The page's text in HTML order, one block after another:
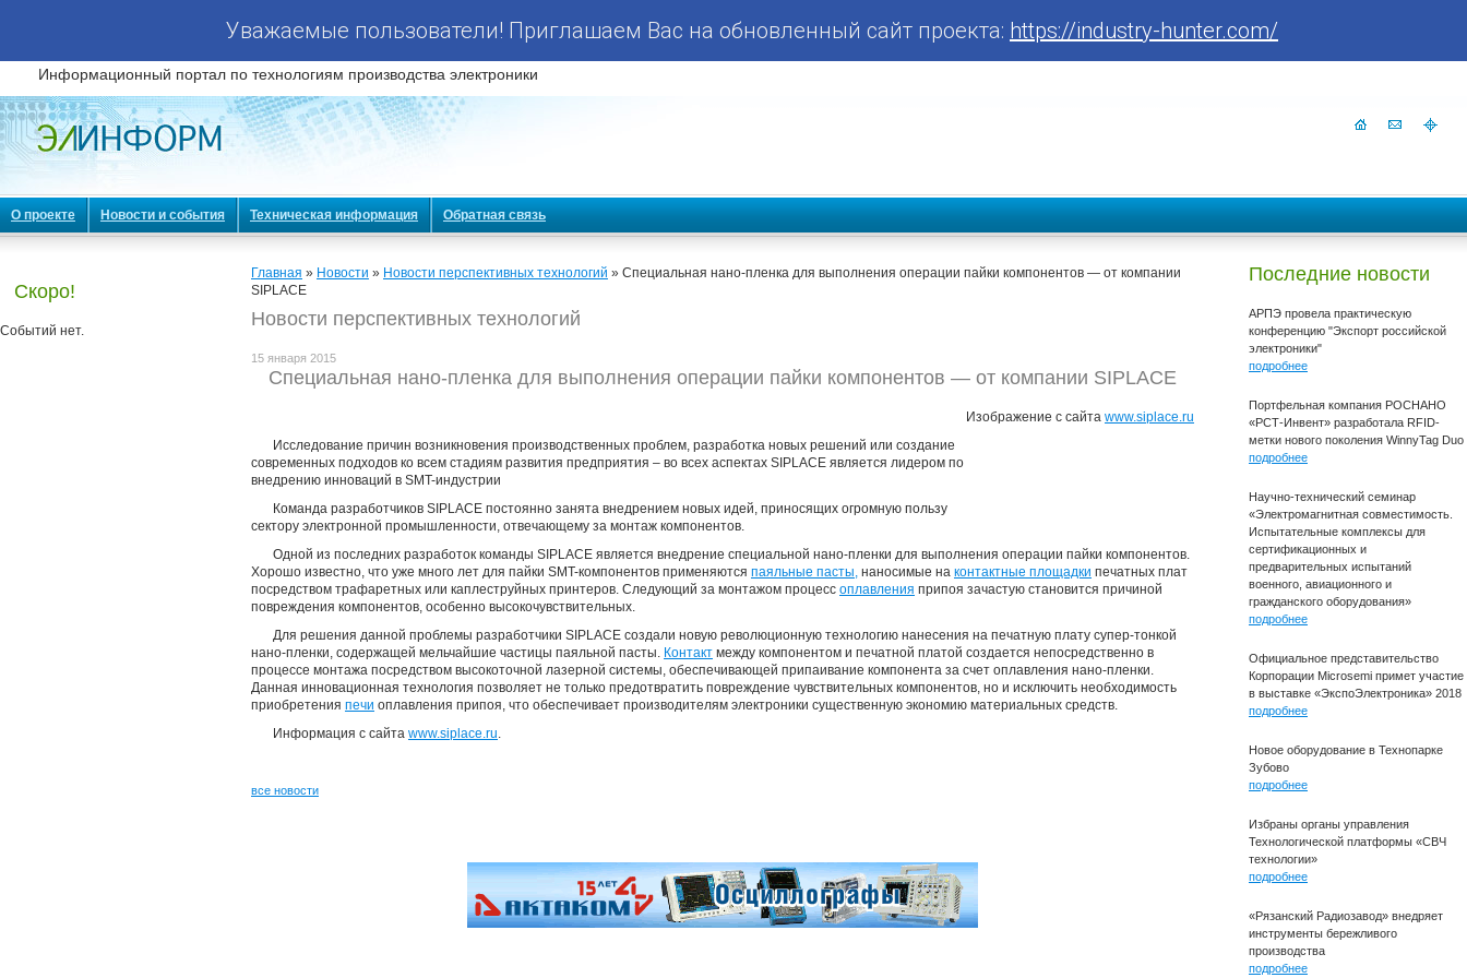
Уважаемые пользователи! Приглашаем Вас на обновленный сайт проекта: https://industry-hunter.com/
Информационный портал по технологиям производства электроники
О проекте Новости и события Техническая информация Обратная связь
Скоро!
Событий нет.
Главная » Новости » Новости перспективных технологий » Специальная нано-пленка для выполнения операции пайки компонентов — от компании
SIPLACE
Новости перспективных технологий
15 января 2015
Специальная нано-пленка для выполнения операции пайки компонентов — от компании SIPLACE
Изображение с сайта www.siplace.ru
Исследование причин возникновения производственных проблем, разработка новых решений или создание
современных подходов ко всем стадиям развития предприятия – во всех аспектах SIPLACE является лидером по
внедрению инноваций в SMT-индустрии
Команда разработчиков SIPLACE постоянно занята внедрением новых идей, приносящих огромную пользу
сектору электронной промышленности, отвечающему за монтаж компонентов.
Одной из последних разработок команды SIPLACE является внедрение специальной нано-пленки для выполнения операции пайки компонентов.
Хорошо известно, что уже много лет для пайки SMT-компонентов применяются паяльные пасты, наносимые на контактные площадки печатных плат
посредством трафаретных или каплеструйных принтеров. Следующий за монтажом процесс оплавления припоя зачастую становится причиной
повреждения компонентов, особенно высокочувствительных.
Для решения данной проблемы разработчики SIPLACE создали новую революционную технологию нанесения на печатную плату супер-тонкой
нано-пленки, содержащей мельчайшие частицы паяльной пасты. Контакт между компонентом и печатной платой создается непосредственно в
процессе монтажа посредством высокоточной лазерной системы, обеспечивающей припаивание компонента за счет оплавления нано-пленки.
Данная инновационная технология позволяет не только предотвратить повреждение чувствительных компонентов, но и исключить необходимость
приобретения печи оплавления припоя, что обеспечивает производителям электроники существенную экономию материальных средств.
Информация с сайта www.siplace.ru.
все новости
Последние новости
АРПЭ провела практическую
конференцию "Экспорт российской
электроники"
подробнее
Портфельная компания РОСНАНО
«РСТ-Инвент» разработала RFID-
метки нового поколения WinnyTag Duo
подробнее
Научно-технический семинар
«Электромагнитная совместимость.
Испытательные комплексы для
сертификационных и
предварительных испытаний
военного, авиационного и
гражданского оборудования»
подробнее
Официальное представительство
Корпорации Microsemi примет участие
в выставке «ЭкспоЭлектроника» 2018
подробнее
Новое оборудование в Технопарке
Зубово
подробнее
Избраны органы управления
Технологической платформы «СВЧ
технологии»
подробнее
«Рязанский Радиозавод» внедряет
инструменты бережливого
производства
подробнее